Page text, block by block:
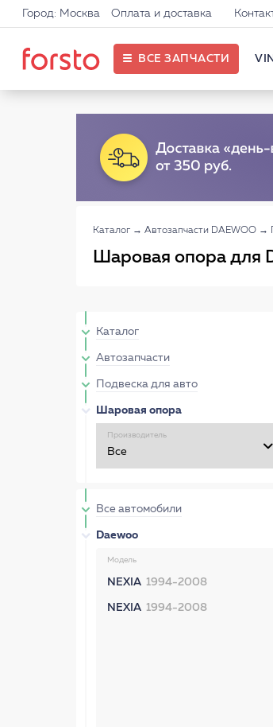
Город: Москва Оплата и доставка
ВСЕ ЗАПЧАСТИ
Каталог → Автозапчасти DAEWOO →
Шаровая опора для
Каталог
Автозапчасти
Подвеска для авто
Шаровая опора
Производитель
Все автомобили
Daewoo
Модель
NEXIA 1994-2008
NEXIA 1994-2008